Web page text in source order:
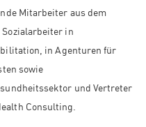
Mitarbeiter aus dem
in
in Agenturen für
sowie
und Vertreter
Consulting.